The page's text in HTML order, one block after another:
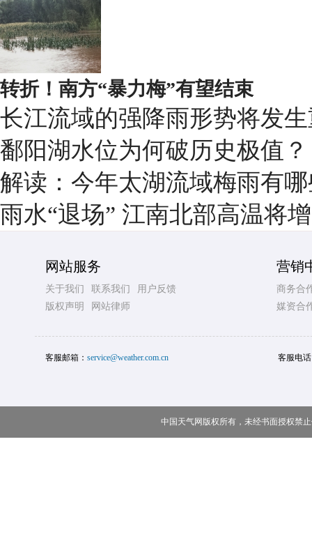
转折！南方“暴力梅”有望结束
长江流域的强降雨形势将发
鄱阳湖水位为何破历史极值？
解读：今年太湖流域梅雨有
雨水“退场” 江南北部高温将
网站服务
关于我们 联系我们
用户反馈
版权声明
网站律师
营销
商务合
媒资合
客服邮箱： service@weather.com.cn 客服电
中国天气网版权所有，未经书面授权